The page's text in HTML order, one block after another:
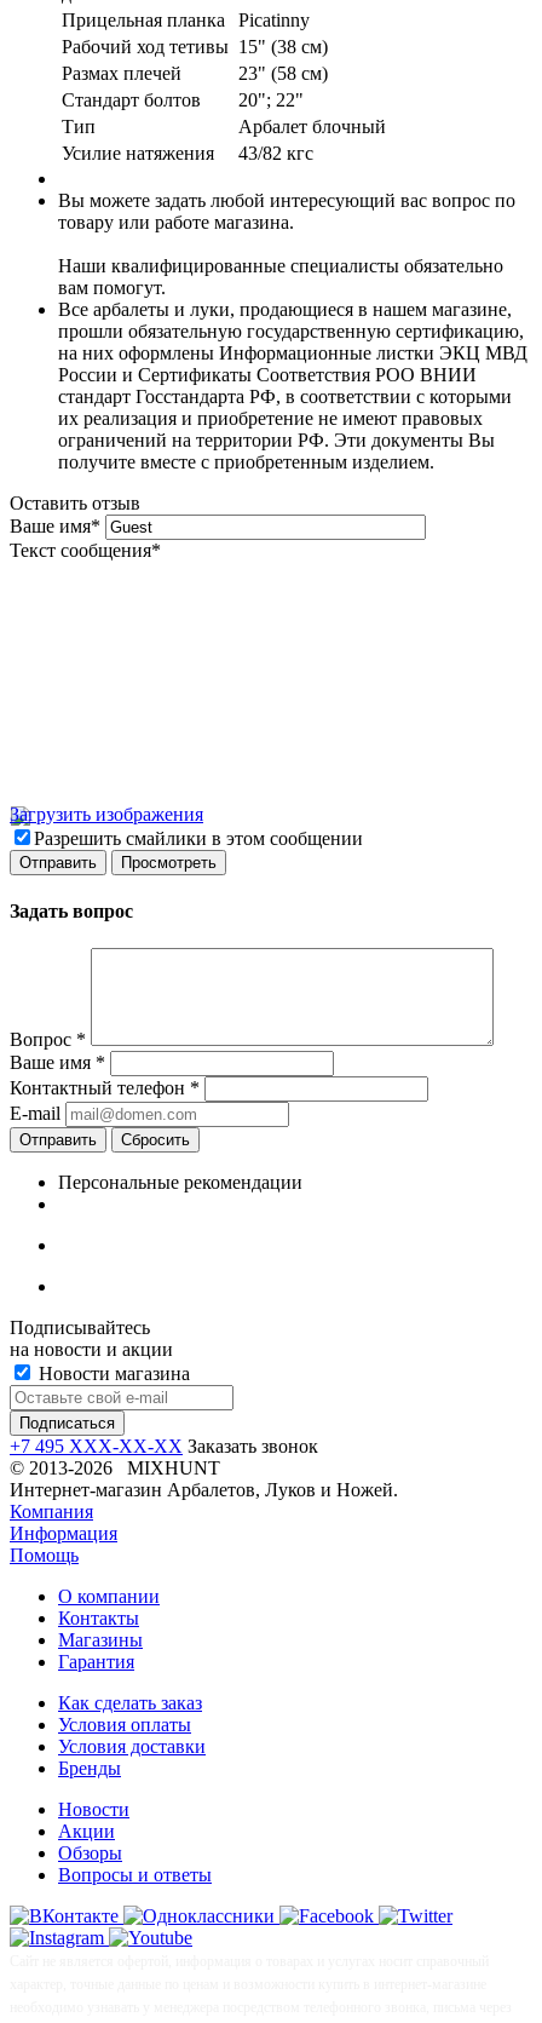
Прицельная планка
Picatinny
Рабочий ход тетивы 15" (38 см)
Размах плечей
23" (58 см)
Стандарт болтов
20"; 22"
Тип
Арбалет блочный
Усилие натяжения
43/82 кгс
Вы можете задать любой интересующий вас вопрос по
товару или работе магазина.
Наши квалифицированные специалисты обязательно
вам помогут.
Все арбалеты и луки, продающиеся в нашем магазине,
прошли обязательную государственную сертификацию,
на них оформлены Информационные листки ЭКЦ МВД
России и Сертификаты Соответствия РОО ВНИИ
стандарт Госстандарта РФ, в соответствии с которыми
их реализация и приобретение не имеют правовых
ограничений на территории РФ. Эти документы Вы
получите вместе с приобретенным изделием.
Оставить отзыв
Ваше имя*
Текст сообщения*
Загрузить изображения
Разрешить смайлики в этом сообщении
Задать вопрос
Вопрос *
Ваше имя *
Контактный телефон *
E-mail
Отправить Сбросить
Персональные рекомендации
Подписывайтесь
на новости и акции
Новости магазина
+7 495 XXX-XX-XX Заказать звонок
© 2013-2026 MIXHUNT
Интернет-магазин Арбалетов, Луков и Ножей.
Компания
Информация
Помощь
О компании
Контакты
Магазины
Гарантия
Как сделать заказ
Условия оплаты
Условия доставки
Бренды
Новости
Акции
Обзоры
Вопросы и ответы